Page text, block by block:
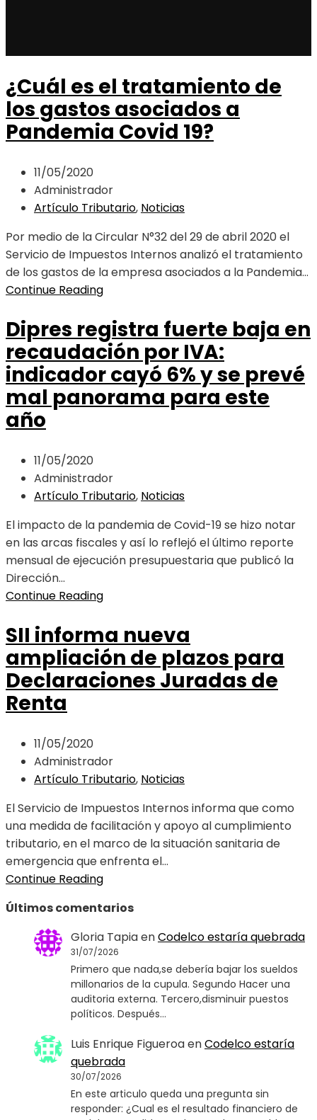
¿Cuál es el tratamiento de
los gastos asociados a
Pandemia Covid 19?
11/05/2020
Administrador
Artículo Tributario, Noticias
Por medio de la Circular N°32 del 29 de abril 2020 el
Servicio de Impuestos Internos analizó el tratamiento
de los gastos de la empresa asociados a la Pandemia...
Continue Reading
Dipres registra fuerte baja en
recaudación por IVA:
indicador cayó 6% y se prevé
mal panorama para este
año
11/05/2020
Administrador
Artículo Tributario, Noticias
El impacto de la pandemia de Covid-19 se hizo notar
en las arcas fiscales y así lo reflejó el último reporte
mensual de ejecución presupuestaria que publicó la
Dirección...
Continue Reading
SII informa nueva
ampliación de plazos para
Declaraciones Juradas de
Renta
11/05/2020
Administrador
Artículo Tributario, Noticias
El Servicio de Impuestos Internos informa que como
una medida de facilitación y apoyo al cumplimiento
tributario, en el marco de la situación sanitaria de
emergencia que enfrenta el...
Continue Reading
Últimos comentarios
Gloria TapiaenCodelco estaría quebrada
31/07/2026
Primero que nada,se debería bajar los sueldos
millonarios de la cupula. Segundo Hacer una
auditoria externa. Tercero,disminuir puestos
políticos. Después…
Luis Enrique FigueroaenCodelco estaría
quebrada
30/07/2026
En este articulo queda una pregunta sin
responder: ¿Cual es el resultado financiero de